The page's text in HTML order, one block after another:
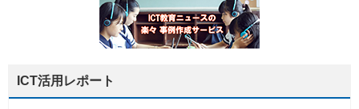
ICT活用レポート